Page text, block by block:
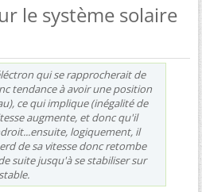
le système solaire
qui se rapprocherait de
tendance à avoir une position
ce qui implique (inégalité de
augmente, et donc qu'il
logiquement, il
de sa vitesse donc retombe
suite jusqu'à se stabiliser sur